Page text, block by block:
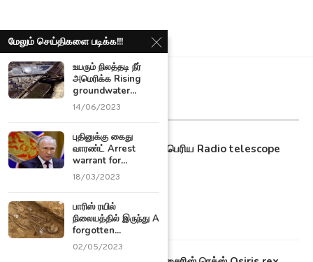
உலக செய்திகள்
உலகின் மிகப்பெரிய Radio telescope
ரேடியோ...
13/12/2023
மேலும் செய்திகளை படிக்க!!!
உயரும் நிலத்தடி நீர்
அமெரிக்க Rising
groundwater...
14/06/2023
புதினுக்கு கைது
வாரண்ட் Arrest
warrant for...
18/03/2023
பாரிஸ் ரயில்
நிலையத்தில் இருந்து A
forgotten...
02/05/2023